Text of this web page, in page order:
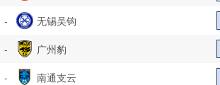
- 无锡吴钩
- 广州豹
- 南通支云